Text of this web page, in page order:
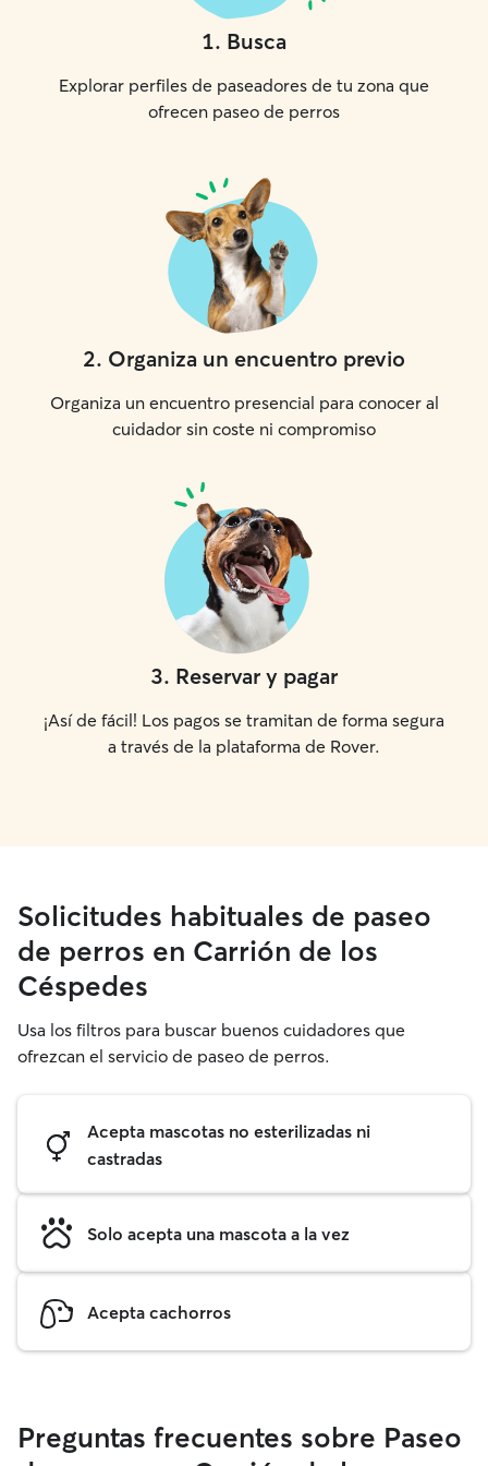
1. Busca
Explorar perfiles de paseadores de tu zona que
ofrecen paseo de perros
2. Organiza un encuentro previo
Organiza un encuentro presencial para conocer al
cuidador sin coste ni compromiso
3. Reservar y pagar
¡Así de fácil! Los pagos se tramitan de forma segura
a través de la plataforma de Rover.
Solicitudes habituales de paseo
de perros en Carrión de los
Céspedes
Usa los filtros para buscar buenos cuidadores que
ofrezcan el servicio de paseo de perros.
Acepta mascotas no esterilizadas ni
castradas
Solo acepta una mascota a la vez
Acepta cachorros
Preguntas frecuentes sobre Paseo